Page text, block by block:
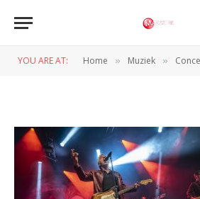
YOU ARE AT: Home » Muziek »
Nibe_Festival_2025-